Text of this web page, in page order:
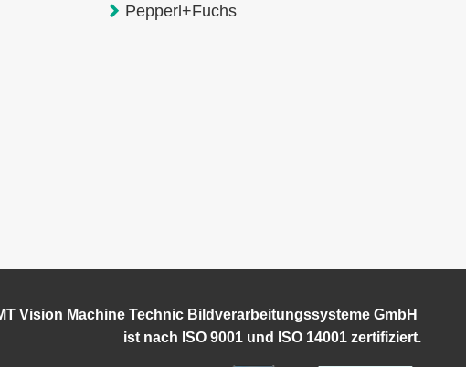
Pepperl+Fuchs
Vision Machine Technic Bildverarbeitungssysteme GmbH
ist nach ISO 9001 und ISO 14001 zertifiziert.